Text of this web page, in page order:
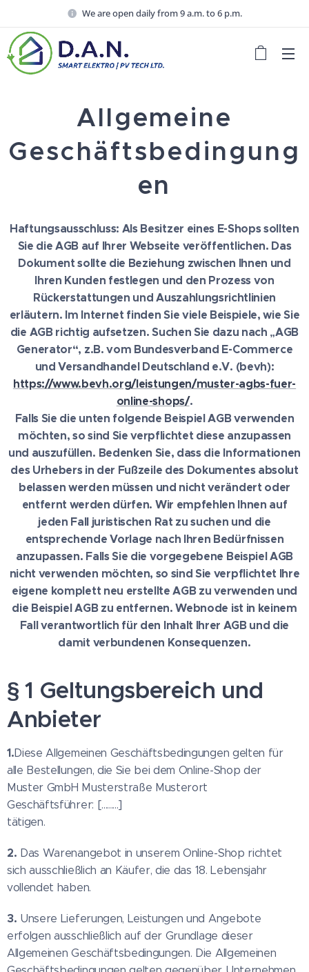
We are open daily from 9 a.m. to 6 p.m.
Allgemeine
Geschäftsbedingung
en
Haftungsausschluss: Als Besitzer eines E-Shops sollten
Sie die AGB auf Ihrer Webseite veröffentlichen. Das
Dokument sollte die Beziehung zwischen Ihnen und
Ihren Kunden festlegen und den Prozess von
Rückerstattungen und Auszahlungsrichtlinien
erläutern. Im Internet finden Sie viele Beispiele, wie Sie
die AGB richtig aufsetzen. Suchen Sie dazu nach „AGB
Generator“, z.B. vom Bundesverband E-Commerce
und Versandhandel Deutschland e.V. (bevh):
https://www.bevh.org/leistungen/muster-agbs-fuer-
online-shops/.
Falls Sie die unten folgende Beispiel AGB verwenden
möchten, so sind Sie verpflichtet diese anzupassen
und auszufüllen. Bedenken Sie, dass die Informationen
des Urhebers in der Fußzeile des Dokumentes absolut
belassen werden müssen und nicht verändert oder
entfernt werden dürfen. Wir empfehlen Ihnen auf
jeden Fall juristischen Rat zu suchen und die
entsprechende Vorlage nach Ihren Bedürfnissen
anzupassen. Falls Sie die vorgegebene Beispiel AGB
nicht verwenden möchten, so sind Sie verpflichtet Ihre
eigene komplett neu erstellte AGB zu verwenden und
die Beispiel AGB zu entfernen. Webnode ist in keinem
Fall verantwortlich für den Inhalt Ihrer AGB und die
damit verbundenen Konsequenzen.
§ 1 Geltungsbereich und
Anbieter
1.Diese Allgemeinen Geschäftsbedingungen gelten für
alle Bestellungen, die Sie bei dem Online-Shop der
Muster GmbH Musterstraße Musterort
Geschäftsführer: [.........]
tätigen.
2. Das Warenangebot in unserem Online-Shop richtet
sich ausschließlich an Käufer, die das 18. Lebensjahr
vollendet haben.
3. Unsere Lieferungen, Leistungen und Angebote
erfolgen ausschließlich auf der Grundlage dieser
Allgemeinen Geschäftsbedingungen. Die Allgemeinen